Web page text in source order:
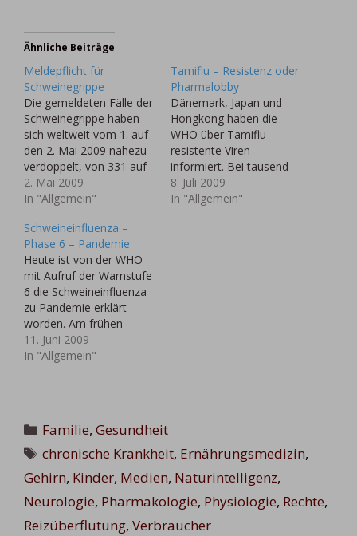
Ähnliche Beiträge
Meldepflicht für
Schweinegrippe
Die gemeldeten Fälle der
Schweinegrippe haben
sich weltweit vom 1. auf
den 2. Mai 2009 nahezu
verdoppelt, von 331 auf
658 Fälle.
Schweinegrippe
die Zahl der
Schweinegrippe-Fälle
stetig steigt, geben
Experten vorsichtig
Entwarnung: Das Virus
stelle sich als weniger
gefährlich heraus als
befürchtet. In
Deutschland gibt es
2. Mai 2009
In "Allgemein"
Tamiflu – Resistenz oder
Pharmalobby
Dänemark, Japan und
Hongkong haben die
WHO über Tamiflu-
resistente Viren
informiert. Bei tausend
untersuchten Fällen habe
die WHO kaum (sehr
8. Juli 2009
In "Allgemein"
Schweineinfluenza –
Phase 6 – Pandemie
Heute ist von der WHO
mit Aufruf der Warnstufe
6 die Schweineinfluenza
zu Pandemie erklärt
worden. Am frühen
Abend hatte die WHO die
höchste Pandemie-
Margaret Chan. Es
handele sich aber um
Pandemie", fügte sie
hinzu. Die WHO will…
11. Juni 2009
In "Allgemein"
Kategorien
Familie,Gesundheit
Schlagwörter
chronische Krankheit, Ernährungsmedizin,
Gehirn, Kinder, Medien, Naturintelligenz,
Neurologie, Pharmakologie, Physiologie, Rechte,
Reizüberflutung, Verbraucher